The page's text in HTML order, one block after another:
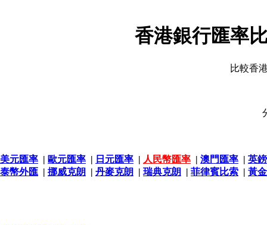
香港銀行匯率
比較香
美元匯率 | 歐元匯率 | 日元匯率 | 人民幣匯率 | 澳門匯率 | 英
泰幣外匯 | 挪威克朗 | 丹麥克朗 | 瑞典克朗 | 菲律賓比索 | 黃